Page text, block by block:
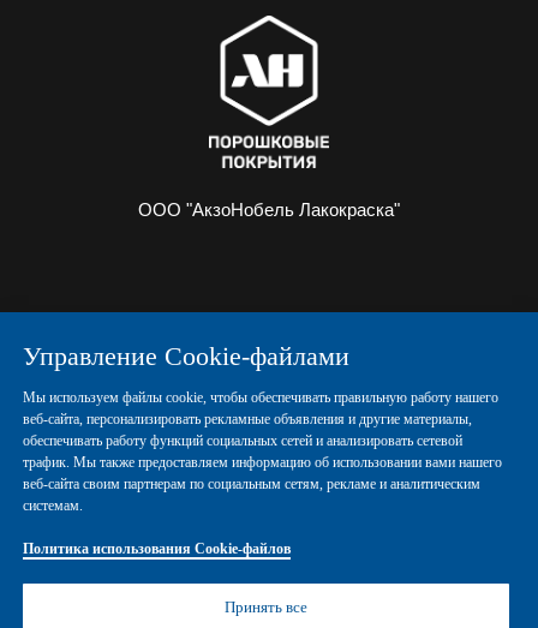
Управление Cookie-файлами
Мы используем файлы cookie, чтобы обеспечивать правильную работу нашего
веб-сайта, персонализировать рекламные объявления и другие материалы,
обеспечивать работу функций социальных сетей и анализировать сетевой
трафик. Мы также предоставляем информацию об использовании вами нашего
веб-сайта своим партнерам по социальным сетям, рекламе и аналитическим
системам.
Политика использования Cookie-файлов
Принять все
ООО "АкзоНобель Лакокраска"
ПОРОШКОВЫЕ КРАСКИ КОНТАКТЫ
Политика конфиденциальности
Правовые положения